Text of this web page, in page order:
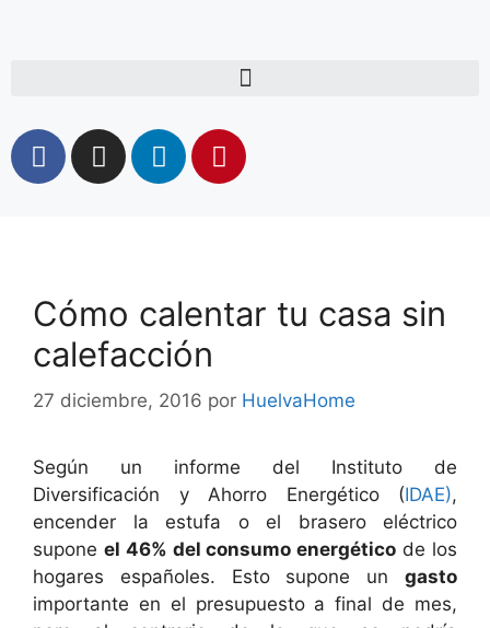
Cómo calentar tu casa sin
calefacción
27 diciembre, 2016 por HuelvaHome
Según un informe del Instituto de
Diversificación y Ahorro Energético (IDAE),
encender la estufa o el brasero eléctrico
supone el 46% del consumo energético de los
hogares españoles. Esto supone un gasto
importante en el presupuesto a final de mes,